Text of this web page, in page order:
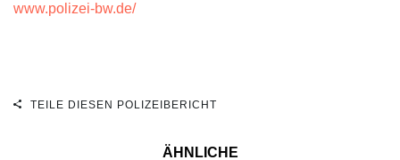
www.polizei-bw.de/
TEILE DIESEN POLIZEIBERICHT
ÄHNLICHE